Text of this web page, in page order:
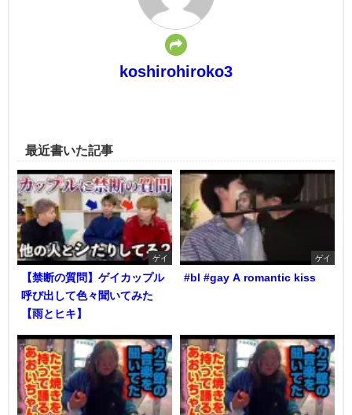
koshirohiroko3
最近書いた記事
ゲイ
【禁断の質問】ゲイカップル
呼び出して色々聞いてみた
【雨とヒキ】
ゲイ
#bl #gay A romantic kiss